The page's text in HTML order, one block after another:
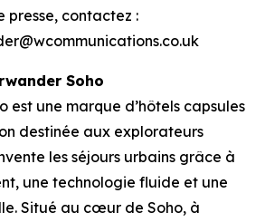
presse, contactez :
Soho
est une marque d’hôtels capsules
destinée aux explorateurs
les séjours urbains grâce à
une technologie fluide et une
Situé au cœur de Soho, à